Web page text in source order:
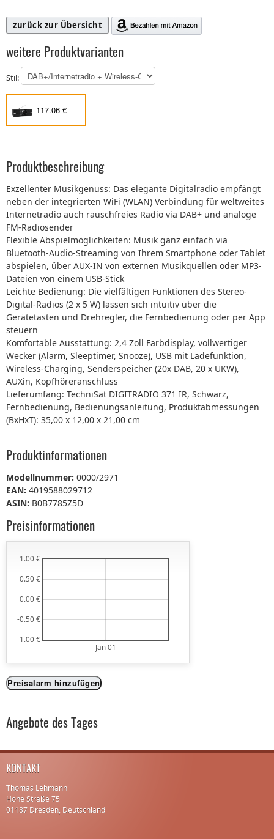
zurück zur Übersicht
weitere Produktvarianten
Stil:
117.06 €
Produktbeschreibung
Exzellenter Musikgenuss: Das elegante Digitalradio empfängt
neben der integrierten WiFi (WLAN) Verbindung für weltweites
Internetradio auch rauschfreies Radio via DAB+ und analoge
FM-Radiosender
Flexible Abspielmöglichkeiten: Musik ganz einfach via
Bluetooth-Audio-Streaming von Ihrem Smartphone oder Tablet
abspielen, über AUX-IN von externen Musikquellen oder MP3-
Dateien von einem USB-Stick
Leichte Bedienung: Die vielfältigen Funktionen des Stereo-
Digital-Radios (2 x 5 W) lassen sich intuitiv über die
Gerätetasten und Drehregler, die Fernbedienung oder per App
steuern
Komfortable Ausstattung: 2,4 Zoll Farbdisplay, vollwertiger
Wecker (Alarm, Sleeptimer, Snooze), USB mit Ladefunktion,
Wireless-Charging, Senderspeicher (20x DAB, 20 x UKW),
AUXin, Kopfhöreranschluss
Lieferumfang: TechniSat DIGITRADIO 371 IR, Schwarz,
Fernbedienung, Bedienungsanleitung, Produktabmessungen
(BxHxT): 35,00 x 12,00 x 21,00 cm
Produktinformationen
Modellnummer: 0000/2971
EAN: 4019588029712
ASIN: B0B7785Z5D
Preisinformationen
Jan 01
-1.00 €
-0.50 €
0.00 €
0.50 €
1.00 €
Preisalarm hinzufügen
Angebote des Tages
KONTAKT
Thomas Lehmann
Hohe Straße 75
01187 Dresden, Deutschland